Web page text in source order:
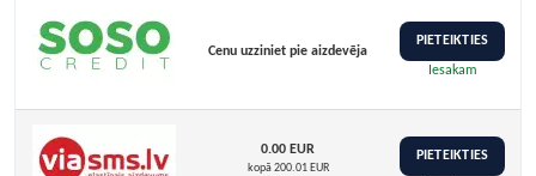
Cenu uzziniet pie aizdevēja
PIETEIKTIES
Iesakam
0.00 EUR
kopā 200.01 EUR
PIETEIKTIES